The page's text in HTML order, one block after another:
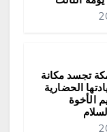
تجسد مكانة
الحضارية
الأخوة